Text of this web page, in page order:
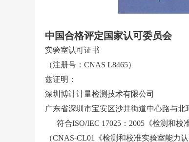
中国合格评定国家认可委员会
实验室认可证书
（注册号：CNAS L8465）
兹证明：
深圳博计计量检测技术有限公司
广东省深圳市宝安区沙井街道中心路与北
符合ISO/IEC 17025：2005《检测和校
（CNAS-CL01《检测和校准实验室能力